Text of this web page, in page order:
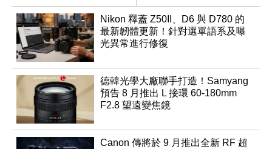
速讀出升級
優化
Nikon 釋蓋 Z50II、D6 與 D780 的
最新韌體更新！針對選單語系及曝
光異常進行修復
德韓光學大廠聯手打造！Samyang
預告 8 月推出 L 接環 60-180mm
F2.8 望遠變焦鏡
Canon 傳將於 9 月推出全新 RF 超